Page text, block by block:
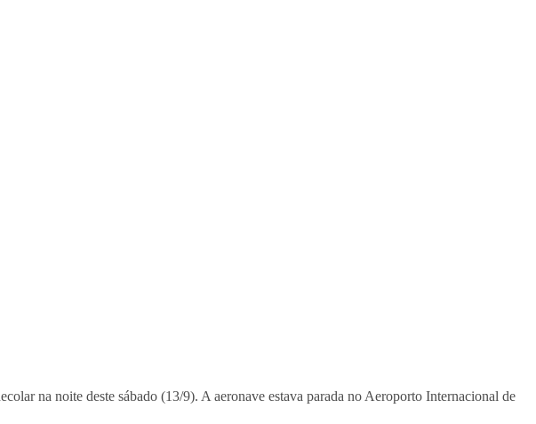
na noite deste sábado (13/9). A aeronave estava parada no Aeroporto Internacional de